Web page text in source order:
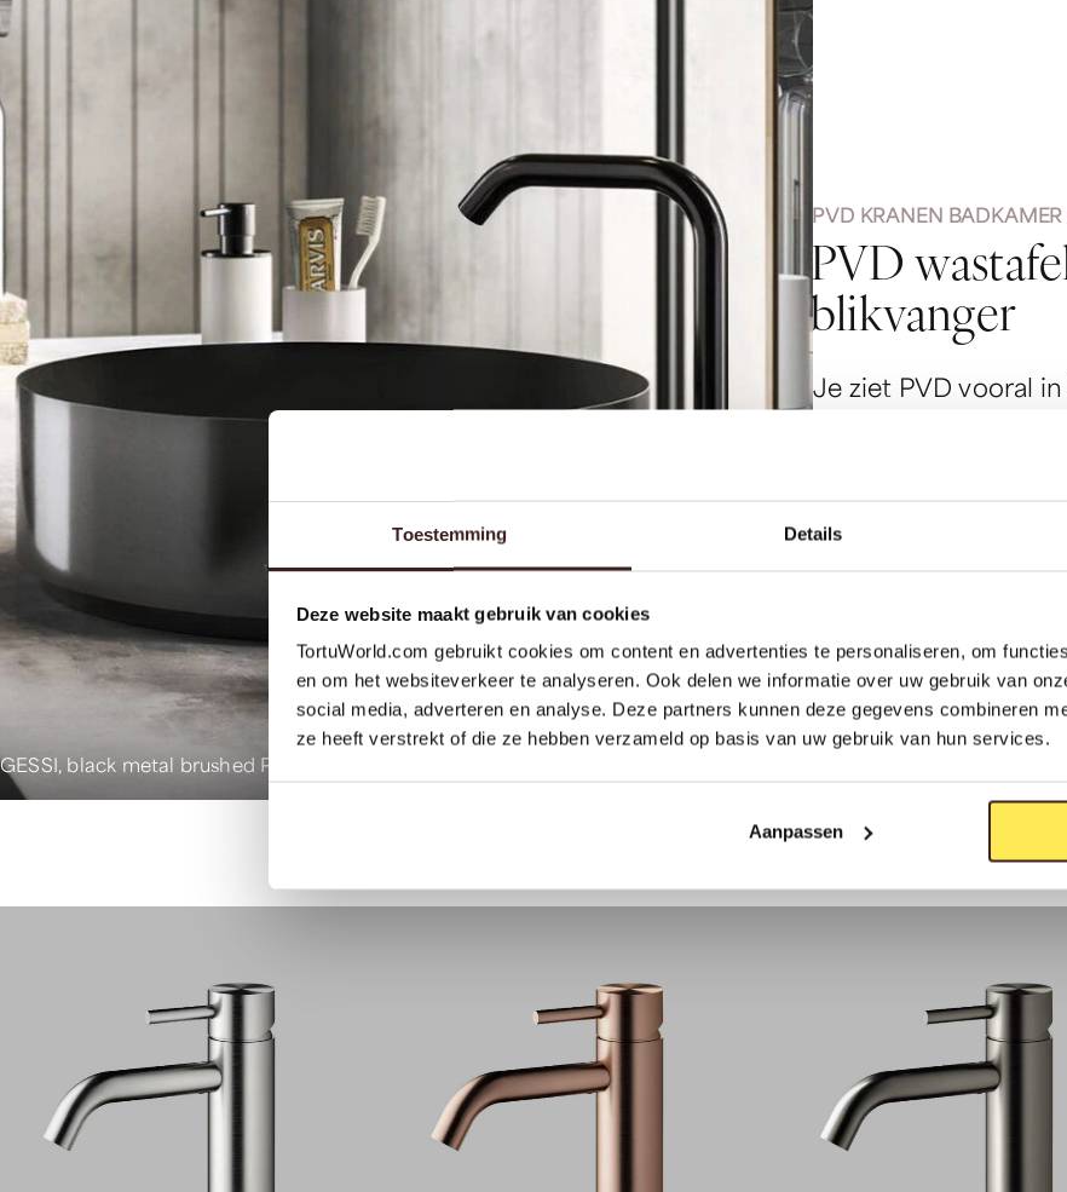
Toestemming Details
Deze website maakt gebruik van cookies
TortuWorld.com gebruikt cookies om content en advertenties te personaliseren, om
en om het websiteverkeer te analyseren. Ook delen we informatie over uw gebruik van
social media, adverteren en analyse. Deze partners kunnen deze gegevens combineren
ze heeft verstrekt of die ze hebben verzameld op basis van uw gebruik van hun services.
Aanpassen
GESSI, black metal brushed PVD
PVD KRANEN
PVDwastafe
blikvanger
Je ziet PVD vooral
gunmetal, brons
wat dieper en
badkamer meteen
Qua sfeer doen
gunmetal geeft
beton, natuursteen
of warm brons voelt
chique of warme
ook echt